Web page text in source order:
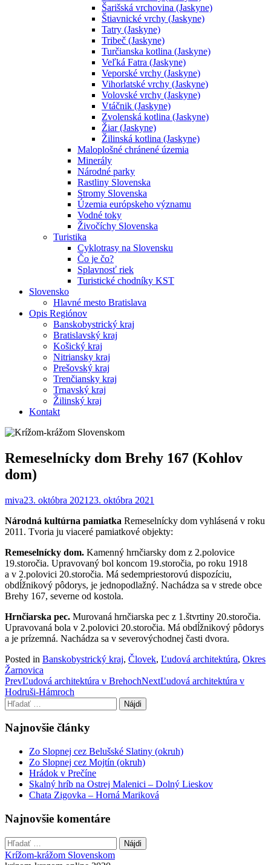
Šarišská vrchovina (Jaskyne)
Štiavnické vrchy (Jaskyne)
Tatry (Jaskyne)
Tribeč (Jaskyne)
Turčianska kotlina (Jaskyne)
Veľká Fatra (Jaskyne)
Veporské vrchy (Jaskyne)
Vihorlatské vrchy (Jaskyne)
Volovské vrchy (Jaskyne)
Vtáčnik (Jaskyne)
Zvolenská kotlina (Jaskyne)
Žiar (Jaskyne)
Žilinská kotlina (Jaskyne)
Maloplošné chránené územia
Minerály
Národné parky
Rastliny Slovenska
Stromy Slovenska
Územia európskeho významu
Vodné toky
Živočíchy Slovenska
Turistika
Cyklotrasy na Slovensku
Čo je čo?
Splavnosť riek
Turistické chodníky KST
Slovensko
Hlavné mesto Bratislava
Opis Regiónov
Banskobystrický kraj
Bratislavský kraj
Košický kraj
Nitriansky kraj
Prešovský kraj
Trenčiansky kraj
Trnavský kraj
Žilinský kraj
Kontakt
Remeselnícky dom Brehy 167 (Kohlov
dom)
miva23. októbra 2021 23. októbra 2021
Národná kultúrna pamiatka Remeselnícky dom vyhlásená v roku
2011. Tvoria ju viaceré pamiatkové objekty:
Remeselnícky dom. Kamenný hrnčiarsky dom z 2.polovice
19.storočia. Upravovaný bol koncom 19.storočia, po roku 1918
a v 2.polovici 20.storočia. Má sedempriestorovú dispozíciu,
obdĺžnikový pôdorys, je jednopodlažný. Nachádza sa v strede obce
Brehy 167, severne od kostola.
Hrnčiarska pec. Murovaná hrnčiarska pec z 1.štvrtiny 20.storočia.
Upravovaná bola v 2.polovici 20.storočia. Má obdĺžnikový pôdorys
a je prízemná. Nachádza sa v severovýchodnej časti dvora.
Posted in Banskobystrický kraj, Človek, Ľudová architektúra, Okres
Žarnovica
Post
navigation
PrevĽudová architektúra v BrehochNextĽudová architektúra v
Hodruši-Hámroch
Hľadať:
Najnovšie články
Zo Slopnej cez Belušské Slatiny (okruh)
Zo Slopnej cez Mojtín (okruh)
Hrádok v Prečíne
Skalný hríb na Ostrej Malenici – Dolný Lieskov
Chata Zigovka – Horná Mariková
Najnovšie komentáre
Hľadať:
Krížom-krážom Slovenskom